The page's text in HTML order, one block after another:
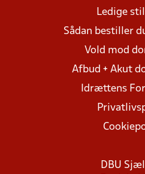
Ledige
Sådan bestiller
Vold mod
Afbud + Akut
Idrættens
DBU